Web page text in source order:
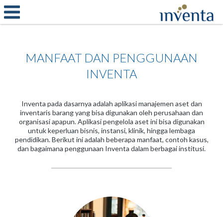
MANFAAT DAN PENGGUNAAN
INVENTA
Inventa pada dasarnya adalah aplikasi manajemen aset dan
inventaris barang yang bisa digunakan oleh perusahaan dan
organisasi apapun. Aplikasi pengelola aset ini bisa digunakan
untuk keperluan bisnis, instansi, klinik, hingga lembaga
pendidikan. Berikut ini adalah beberapa manfaat, contoh kasus,
dan bagaimana penggunaan Inventa dalam berbagai institusi.